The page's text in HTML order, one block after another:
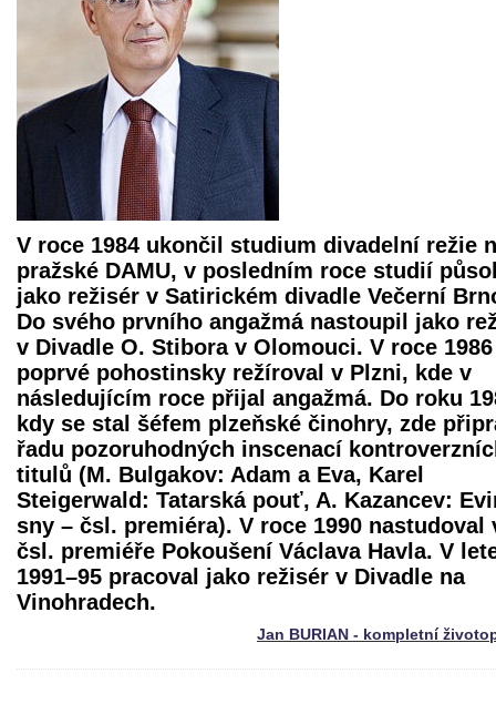
V roce 1984 ukončil studium divadelní režie
pražské DAMU, v posledním roce studií
jako režisér v Satirickém divadle Večerní
Do svého prvního angažmá nastoupil jako
v Divadle O. Stibora v Olomouci. V roce 1986
poprvé pohostinsky režíroval v Plzni, kde v
následujícím roce přijal angažmá. Do roku
kdy se stal šéfem plzeňské činohry, zde
řadu pozoruhodných inscenací
titulů (M. Bulgakov: Adam a Eva, Karel
Steigerwald: Tatarská pouť, A. Kazancev:
sny – čsl. premiéra). V roce 1990 nastudoval
čsl. premiéře Pokoušení Václava Havla. V
1991–95 pracoval jako režisér v Divadle na
Vinohradech.
Jan BURIAN - kompletní